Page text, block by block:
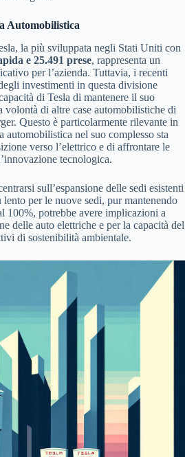
Automobilistica
la più sviluppata negli Stati Uniti con
e 25.491 prese, rappresenta un
per l’azienda. Tuttavia, i recenti
investimenti in questa divisione
di Tesla di mantenere il suo
volontà di altre case automobilistiche di
Questo è particolarmente rilevante in
automobilistica nel suo complesso sta
verso l’elettrico e di affrontare le
tecnologica.
sull’espansione delle sedi esistenti
per le nuove sedi, pur mantenendo
100%, potrebbe avere implicazioni a
delle auto elettriche e per la capacità del
di sostenibilità ambientale.